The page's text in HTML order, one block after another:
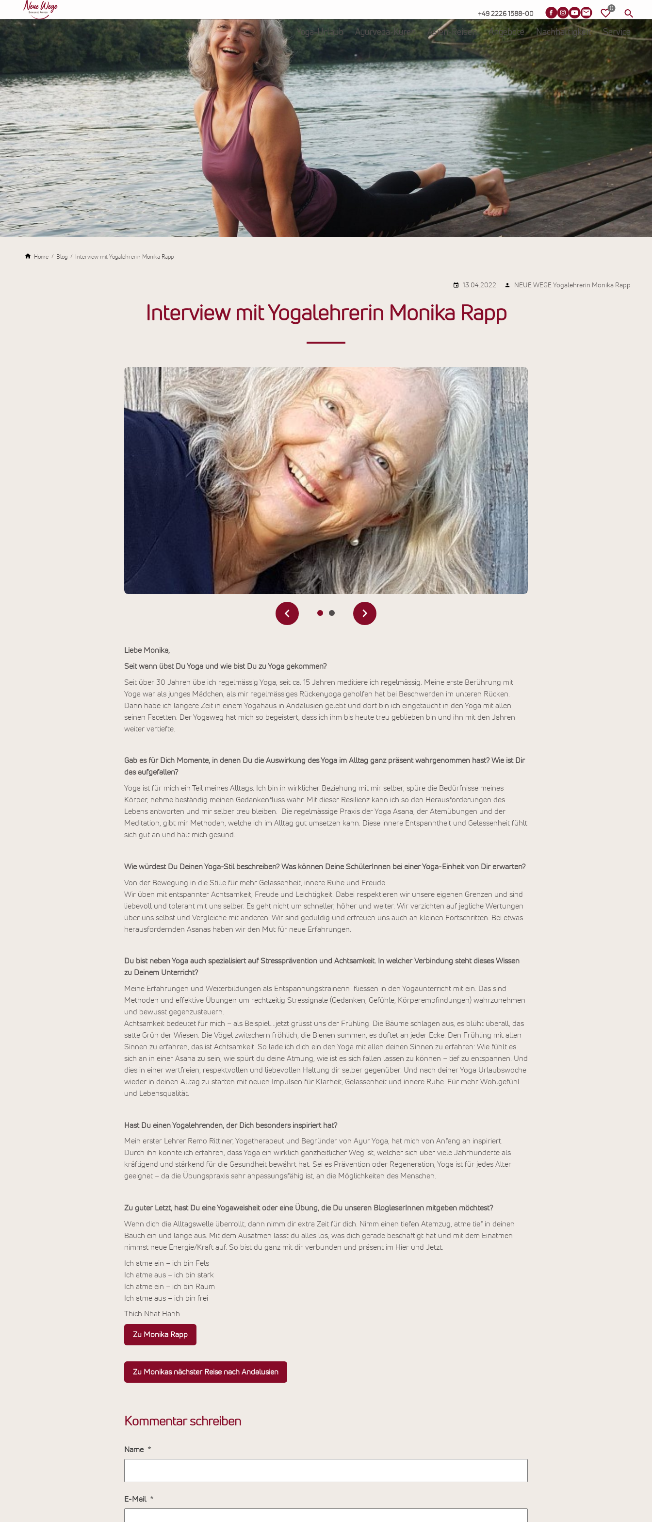
+49 2226 1588-00
Yoga-Urlaub Ayurveda-Kuren Asien-Reisen Angebote Nachhaltigkeit Service
Home Blog Interview mit Yogalehrerin Monika Rapp
13.04.2022 NEUE WEGE Yogalehrerin Monika Rapp
Interview mit Yogalehrerin Monika Rapp
Liebe Monika,
Seit wann übst Du Yoga und wie bist Du zu Yoga gekommen?
Seit über 30 Jahren übe ich regelmässig Yoga, seit ca. 15 Jahren meditiere ich regelmässig. Meine erste Berührung mit
Yoga war als junges Mädchen, als mir regelmässiges Rückenyoga geholfen hat bei Beschwerden im unteren Rücken.
Dann habe ich längere Zeit in einem Yogahaus in Andalusien gelebt und dort bin ich eingetaucht in den Yoga mit allen
seinen Facetten. Der Yogaweg hat mich so begeistert, dass ich ihm bis heute treu geblieben bin und ihn mit den Jahren
weiter vertiefte.
Gab es für Dich Momente, in denen Du die Auswirkung des Yoga im Alltag ganz präsent wahrgenommen hast? Wie ist Dir
das aufgefallen?
Yoga ist für mich ein Teil meines Alltags. Ich bin in wirklicher Beziehung mit mir selber, spüre die Bedürfnisse meines
Körper, nehme beständig meinen Gedankenfluss wahr. Mit dieser Resilienz kann ich so den Herausforderungen des
Lebens antworten und mir selber treu bleiben. Die regelmässige Praxis der Yoga Asana, der Atemübungen und der
Meditation, gibt mir Methoden, welche ich im Alltag gut umsetzen kann. Diese innere Entspanntheit und Gelassenheit fühlt
sich gut an und hält mich gesund.
Wie würdest Du Deinen Yoga-Stil beschreiben? Was können Deine SchülerInnen bei einer Yoga-Einheit von Dir erwarten?
Von der Bewegung in die Stille für mehr Gelassenheit, innere Ruhe und Freude
Wir üben mit entspannter Achtsamkeit, Freude und Leichtigkeit. Dabei respektieren wir unsere eigenen Grenzen und sind
liebevoll und tolerant mit uns selber. Es geht nicht um schneller, höher und weiter. Wir verzichten auf jegliche Wertungen
über uns selbst und Vergleiche mit anderen. Wir sind geduldig und erfreuen uns auch an kleinen Fortschritten. Bei etwas
herausfordernden Asanas haben wir den Mut für neue Erfahrungen.
Du bist neben Yoga auch spezialisiert auf Stressprävention und Achtsamkeit. In welcher Verbindung steht dieses Wissen
zu Deinem Unterricht?
Meine Erfahrungen und Weiterbildungen als Entspannungstrainerin fliessen in den Yogaunterricht mit ein. Das sind
Methoden und effektive Übungen um rechtzeitig Stressignale (Gedanken, Gefühle, Körperempfindungen) wahrzunehmen
und bewusst gegenzusteuern.
Achtsamkeit bedeutet für mich – als Beispiel….jetzt grüsst uns der Frühling. Die Bäume schlagen aus, es blüht überall, das
satte Grün der Wiesen. Die Vögel zwitschern fröhlich, die Bienen summen, es duftet an jeder Ecke. Den Frühling mit allen
Sinnen zu erfahren, das ist Achtsamkeit. So lade ich dich ein den Yoga mit allen deinen Sinnen zu erfahren: Wie fühlt es
sich an in einer Asana zu sein, wie spürt du deine Atmung, wie ist es sich fallen lassen zu können – tief zu entspannen. Und
dies in einer wertfreien, respektvollen und liebevollen Haltung dir selber gegenüber. Und nach deiner Yoga Urlaubswoche
wieder in deinen Alltag zu starten mit neuen Impulsen für Klarheit, Gelassenheit und innere Ruhe. Für mehr Wohlgefühl
und Lebensqualität.
Hast Du einen Yogalehrenden, der Dich besonders inspiriert hat?
Mein erster Lehrer Remo Rittiner, Yogatherapeut und Begründer von Ayur Yoga, hat mich von Anfang an inspiriert.
Durch ihn konnte ich erfahren, dass Yoga ein wirklich ganzheitlicher Weg ist, welcher sich über viele Jahrhunderte als
kräftigend und stärkend für die Gesundheit bewährt hat. Sei es Prävention oder Regeneration, Yoga ist für jedes Alter
geeignet – da die Übungspraxis sehr anpassungsfähig ist, an die Möglichkeiten des Menschen.
Zu guter Letzt, hast Du eine Yogaweisheit oder eine Übung, die Du unseren BlogleserInnen mitgeben möchtest?
Wenn dich die Alltagswelle überrollt, dann nimm dir extra Zeit für dich. Nimm einen tiefen Atemzug, atme tief in deinen
Bauch ein und lange aus. Mit dem Ausatmen lässt du alles los, was dich gerade beschäftigt hat und mit dem Einatmen
nimmst neue Energie/Kraft auf. So bist du ganz mit dir verbunden und präsent im Hier und Jetzt.
Ich atme ein – ich bin Fels
Ich atme aus – ich bin stark
Ich atme ein – ich bin Raum
Ich atme aus – ich bin frei
Thich Nhat Hanh
Zu Monika Rapp
Zu Monikas nächster Reise nach Andalusien
Kommentar schreiben
Name
E-Mail